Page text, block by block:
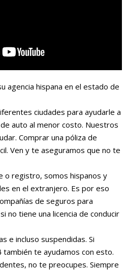
agencia hispana en el estado de
ciudades para ayudarle a
auto al menor costo. Nuestros
Comprar una póliza de
Ven y te aseguramos que no te
o registro, somos hispanos y
en el extranjero. Es por eso
de seguros para
no tiene una licencia de conducir
e incluso suspendidas. Si
también te ayudamos con esto.
no te preocupes. Siempre